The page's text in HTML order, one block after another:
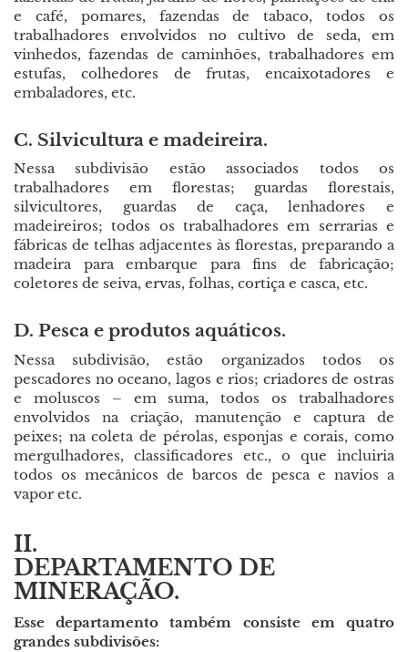
e café, pomares, fazendas de tabaco, todos os
trabalhadores envolvidos no cultivo de seda, em
vinhedos, fazendas de caminhões, trabalhadores em
estufas, colhedores de frutas, encaixotadores e
embaladores, etc.
C. Silvicultura e madeireira.
Nessa subdivisão estão associados todos os
trabalhadores em florestas; guardas florestais,
silvicultores, guardas de caça, lenhadores e
madeireiros; todos os trabalhadores em serrarias e
fábricas de telhas adjacentes às florestas, preparando a
madeira para embarque para fins de fabricação;
coletores de seiva, ervas, folhas, cortiça e casca, etc.
D. Pesca e produtos aquáticos.
Nessa subdivisão, estão organizados todos os
pescadores no oceano, lagos e rios; criadores de ostras
e moluscos – em suma, todos os trabalhadores
envolvidos na criação, manutenção e captura de
peixes; na coleta de pérolas, esponjas e corais, como
mergulhadores, classificadores etc., o que incluiria
todos os mecânicos de barcos de pesca e navios a
vapor etc.
II.
DEPARTAMENTO DE
MINERAÇÃO.
Esse departamento também consiste em quatro
grandes subdivisões: